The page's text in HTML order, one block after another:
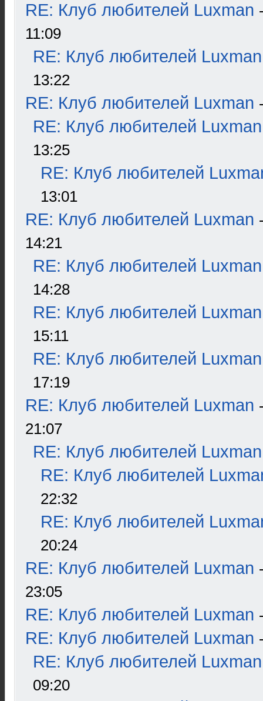
RE: Клуб любителей Luxman
11:09
RE: Клуб любителей Luxman
13:22
RE: Клуб любителей Luxman
RE: Клуб любителей Luxman
13:25
RE: Клуб любителей
13:01
RE: Клуб любителей Luxman
14:21
RE: Клуб любителей Luxman
14:28
RE: Клуб любителей Luxman
15:11
RE: Клуб любителей Luxman
17:19
RE: Клуб любителей Luxman
21:07
RE: Клуб любителей Luxman
RE: Клуб любителей
22:32
RE: Клуб любителей
20:24
RE: Клуб любителей Luxman
23:05
RE: Клуб любителей Luxman
RE: Клуб любителей Luxman
RE: Клуб любителей Luxman
09:20